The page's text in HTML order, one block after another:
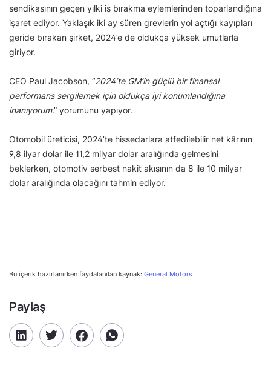
sendikasının geçen yılki iş bırakma eylemlerinden toparlandığına
işaret ediyor. Yaklaşık iki ay süren grevlerin yol açtığı kayıpları
geride bırakan şirket, 2024’e de oldukça yüksek umutlarla
giriyor.
CEO Paul Jacobson, “2024’te GM’in güçlü bir finansal
performans sergilemek için oldukça iyi konumlandığına
inanıyorum.” yorumunu yapıyor.
Otomobil üreticisi, 2024’te hissedarlara atfedilebilir net kârının
9,8 ilyar dolar ile 11,2 milyar dolar aralığında gelmesini
beklerken, otomotiv serbest nakit akışının da 8 ile 10 milyar
dolar aralığında olacağını tahmin ediyor.
Bu içerik hazırlanırken faydalanılan kaynak: General Motors
Paylaş